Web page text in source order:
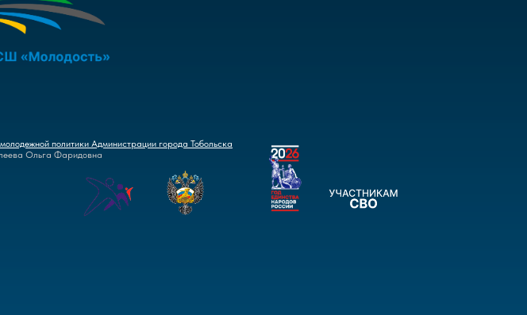
политики Администрации города Тобольска
Ольга Фаридовна